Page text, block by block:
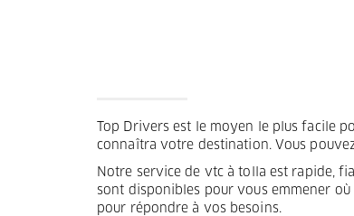
Top Drivers est le moyen le plus facile
connaîtra votre destination. Vous
Notre service de vtc à tolla est rapide,
sont disponibles pour vous emmener
pour répondre à vos besoins.